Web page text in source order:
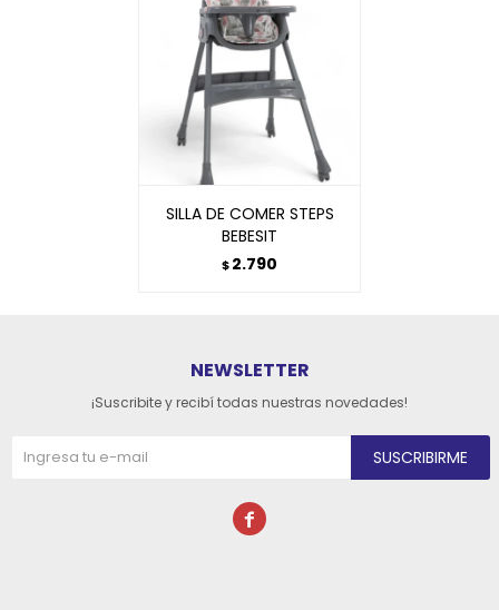
SILLA DE COMER STEPS
BEBESIT
$2.790
NEWSLETTER
¡Suscribite y recibí todas nuestras novedades!
SUSCRIBIRME
